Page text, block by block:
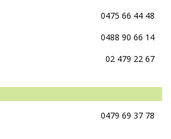
0475 66 44 48
0488 90 66 14
02 479 22 67
0479 69 37 78